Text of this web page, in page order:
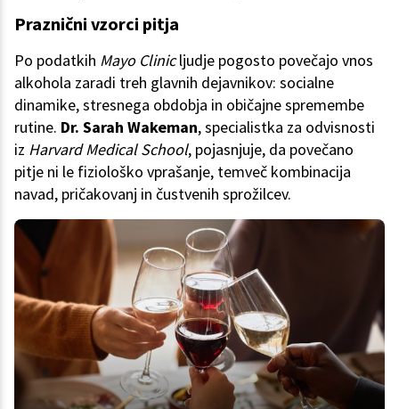
Praznični vzorci pitja
Po podatkih Mayo Clinicljudje pogosto povečajo vnos
alkohola zaradi treh glavnih dejavnikov: socialne
dinamike, stresnega obdobja in običajne spremembe
rutine. Dr. Sarah Wakeman, specialistka za odvisnosti
iz Harvard Medical School, pojasnjuje, da povečano
pitje ni le fiziološko vprašanje, temveč kombinacija
navad, pričakovanj in čustvenih sprožilcev.